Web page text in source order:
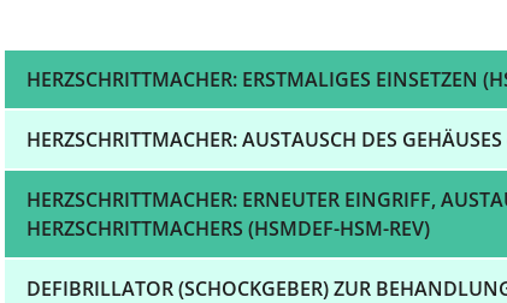
HERZSCHRITTMACHER: ERSTMALIGES EINSETZEN
HERZSCHRITTMACHER: AUSTAUSCH DES
HERZSCHRITTMACHER: ERNEUTER EINGRIFF,
HERZSCHRITTMACHERS (HSMDEF-HSM-REV)
DEFIBRILLATOR (SCHOCKGEBER) ZUR